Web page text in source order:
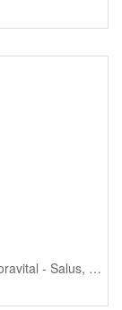
Floradix floravital - Salus, 250 ml